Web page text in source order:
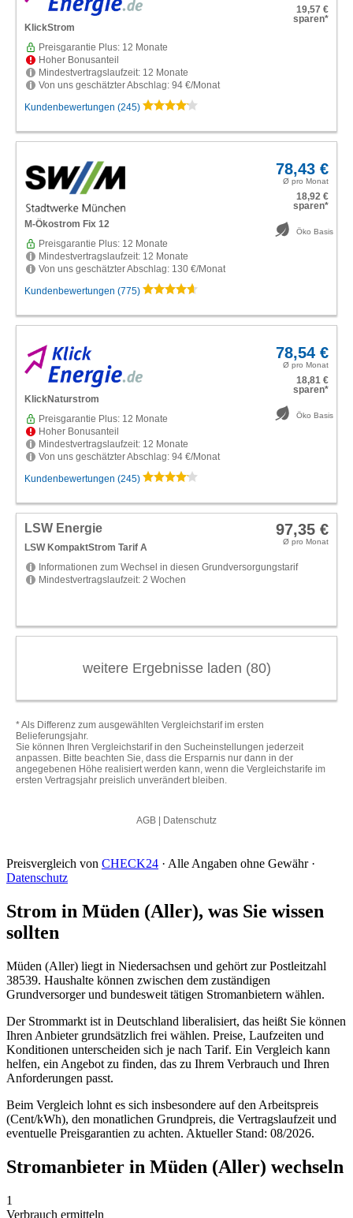
Preisvergleich von CHECK24 · Alle Angaben ohne Gewähr ·
Datenschutz
Strom in Müden (Aller), was Sie wissen
sollten
Müden (Aller) liegt in Niedersachsen und gehört zur Postleitzahl
38539. Haushalte können zwischen dem zuständigen
Grundversorger und bundesweit tätigen Stromanbietern wählen.
Der Strommarkt ist in Deutschland liberalisiert, das heißt Sie können
Ihren Anbieter grundsätzlich frei wählen. Preise, Laufzeiten und
Konditionen unterscheiden sich je nach Tarif. Ein Vergleich kann
helfen, ein Angebot zu finden, das zu Ihrem Verbrauch und Ihren
Anforderungen passt.
Beim Vergleich lohnt es sich insbesondere auf den Arbeitspreis
(Cent/kWh), den monatlichen Grundpreis, die Vertragslaufzeit und
eventuelle Preisgarantien zu achten. Aktueller Stand: 08/2026.
Stromanbieter in Müden (Aller) wechseln
1
Verbrauch ermitteln